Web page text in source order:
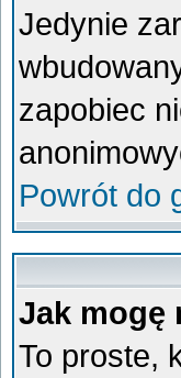
Jedynie
zapobiec
Powrót do
Jak mogę
To proste,